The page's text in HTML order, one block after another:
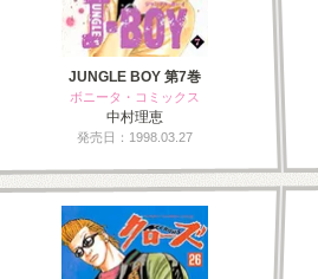
JUNGLE BOY 第7巻
ボニータ・コミックス
中村理恵
発売日：1998.03.27